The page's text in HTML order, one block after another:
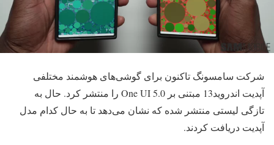
شرکت سامسونگ تاکنون برای گوشی‌های هوشمند مختلفی
آپدیت اندروید13 مبتنی بر One UI 5.0 را منتشر کرد. حال به
تازگی لیستی منتشر شده که نشان می‌دهد تا به حال کدام مدل
آپدیت دریافت کردند.